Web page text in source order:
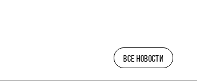
ВСЕ НОВОСТИ